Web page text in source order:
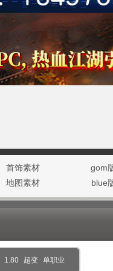
首饰素材
地图素材
gom
blue
1.80 超变 单职业